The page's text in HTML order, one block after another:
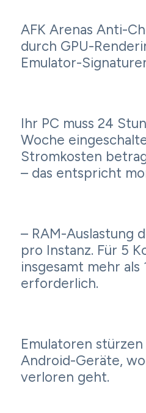
AFK Arenas Anti-
durch GPU-
Emulator-
Ihr PC muss 24
Woche
Stromkosten
– das entspricht
– RAM-Auslastung
pro Instanz. Für 5
insgesamt mehr als
erforderlich.
Emulatoren
Android-Geräte,
verloren geht.